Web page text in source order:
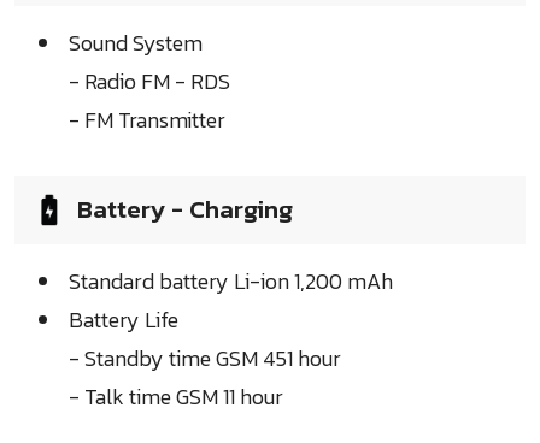
Sound System
- Radio FM - RDS
- FM Transmitter
Battery - Charging
Standard battery Li-ion 1,200 mAh
Battery Life
- Standby time GSM 451 hour
- Talk time GSM 11 hour